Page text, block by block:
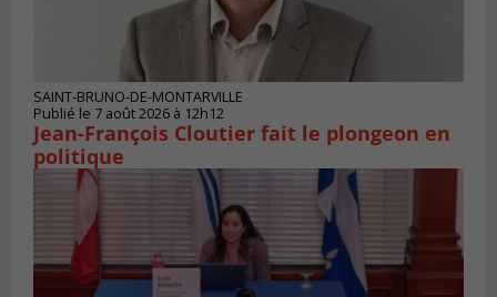
SAINT-BRUNO-DE-MONTARVILLE
Publié le 7 août 2026 à 12h12
Jean-François Cloutier fait le plongeon en
politique